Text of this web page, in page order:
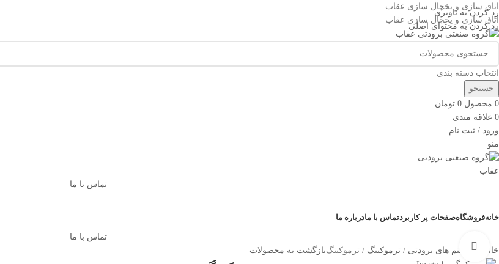
رد کردن به ناوبری
رد کردن به محتوای اصلی
اتاق سازی و یخچال سازی عقاب
اتاق سازی و یخچال سازی عقاب
انتخاب دسته بندی
جستجو
0 محصول 0 تومان
0 علاقه مندی
ورود / ثبت نام
منو
تماس با ما
خانهفروشگاهصفحات پر کاربردتماس با مادرباره ما
تماس با ما
خانه
سیستم های برودتی ترموکینگ ترموکینگبازگشت به محصولات بزرگنمایی تصویر